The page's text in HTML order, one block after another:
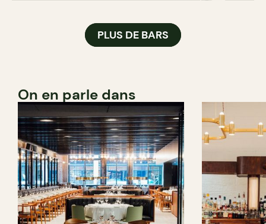
PLUS DE BARS
On en parle dans